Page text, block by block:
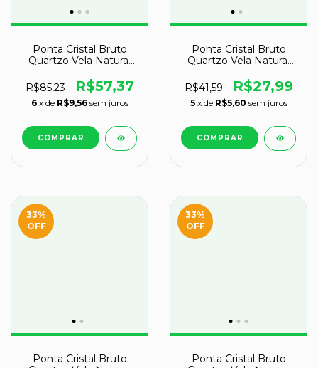
Ponta Cristal Bruto
Quartzo Vela Natural
237 g
R$85,23 R$57,37
6 x de R$9,56 sem juros
Ponta Cristal Bruto
Quartzo Vela Natural
438 g
R$41,59 R$27,99
5 x de R$5,60 sem juros
33%
OFF
Ponta Cristal Bruto
33%
OFF
Ponta Cristal Bruto